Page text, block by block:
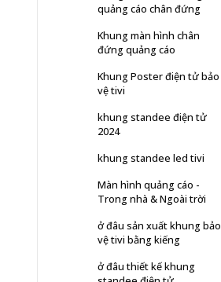
quảng cáo chân đứng
Khung màn hình chân
đứng quảng cáo
Khung Poster điện tử bảo
vệ tivi
khung standee điện tử
2024
khung standee led tivi
Màn hình quảng cáo -
Trong nhà & Ngoài trời
ở đâu sản xuất khung bảo
vệ tivi bằng kiếng
ở đâu thiết kế khung